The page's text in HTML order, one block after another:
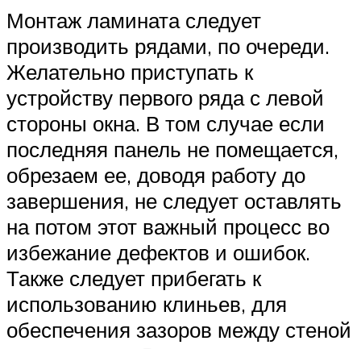
Монтаж ламината следует
производить рядами, по очереди.
Желательно приступать к
устройству первого ряда с левой
стороны окна. В том случае если
последняя панель не помещается,
обрезаем ее, доводя работу до
завершения, не следует оставлять
на потом этот важный процесс во
избежание дефектов и ошибок.
Также следует прибегать к
использованию клиньев, для
обеспечения зазоров между стеной